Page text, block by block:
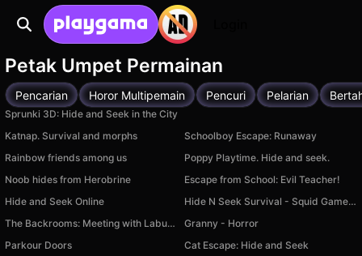
Petak Umpet Permainan
Pencarian Horor Multipemain Pencuri Pelarian
Sprunki 3D: Hide and Seek in the City
Katnap. Survival and morphs
Schoolboy Escape: Runaway
Rainbow friends among us
Poppy Playtime. Hide and seek.
Noob hides from Herobrine
Escape from School: Evil Teacher!
Hide and Seek Online
Hide N Seek Survival - Squid Game Keys and Knives
The Backrooms: Meeting with Labubu
Granny - Horror
Parkour Doors
Cat Escape: Hide and Seek